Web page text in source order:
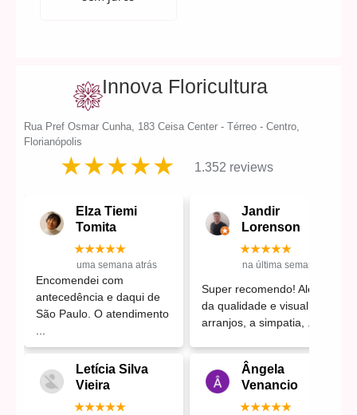
Innova Floricultura
Rua Pref Osmar Cunha, 183 Ceisa Center - Térreo - Centro,
Florianópolis
★★★★★ 1.352 reviews
Elza Tiemi
Tomita
★★★★★
uma semana atrás
Encomendei com
antecedência e daqui de
São Paulo. O atendimento
Jandir
Lorenson
★★★★★
na última semana
Super recomendo! Além
da qualidade e visual dos
arranjos, a simpatia,
Letícia Silva
Vieira
★★★★★
Ângela
Venancio
★★★★★